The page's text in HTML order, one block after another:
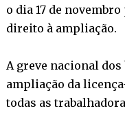
o dia 17 de
direito à ampliação.
A greve nacional
ampliação da
todas as